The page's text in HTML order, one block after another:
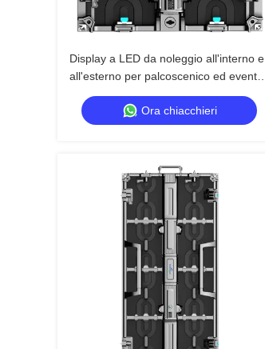
Display a LED da noleggio all'interno e
all'esterno per palcoscenico ed eventi
dal vivo
Ora chiacchieri